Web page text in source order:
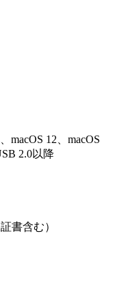
macOS 12、macOS
2.0以降
書含む）